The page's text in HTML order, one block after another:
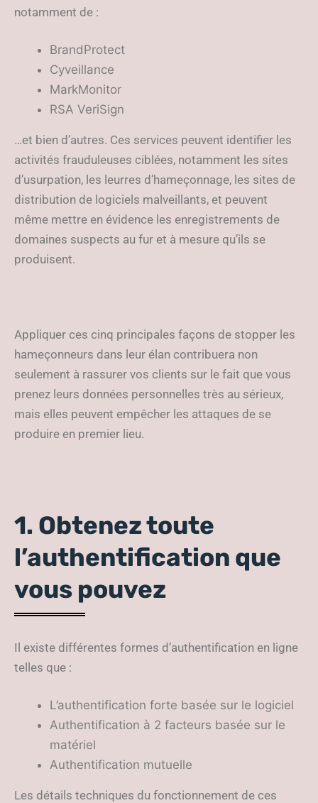
notamment de :
BrandProtect
Cyveillance
MarkMonitor
RSA VeriSign
…et bien d’autres. Ces services peuvent identifier les
activités frauduleuses ciblées, notamment les sites
d’usurpation, les leurres d’hameçonnage, les sites de
distribution de logiciels malveillants, et peuvent
même mettre en évidence les enregistrements de
domaines suspects au fur et à mesure qu’ils se
produisent.
Appliquer ces cinq principales façons de stopper les
hameçonneurs dans leur élan contribuera non
seulement à rassurer vos clients sur le fait que vous
prenez leurs données personnelles très au sérieux,
mais elles peuvent empêcher les attaques de se
produire en premier lieu.
1. Obtenez toute
l’authentification que
vous pouvez
Il existe différentes formes d’authentification en ligne
telles que :
L’authentification forte basée sur le logiciel
Authentification à 2 facteurs basée sur le
matériel
Authentification mutuelle
Les détails techniques du fonctionnement de ces